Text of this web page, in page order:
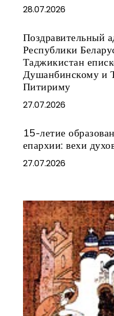
28.07.2026
Поздравительный
Республики
Таджикистан
Душанбинскому и
Питириму
27.07.2026
15-летие
епархии: вехи
27.07.2026